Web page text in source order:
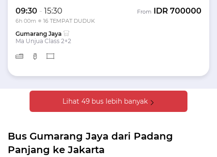
09:30 - 15:30
6h 00m 16 TEMPAT DUDUK
From IDR 700000
Gumarang Jaya
Ma Unjua Class 2+2
Lihat 49 bus lebih banyak
Bus Gumarang Jaya dari Padang
Panjang ke Jakarta